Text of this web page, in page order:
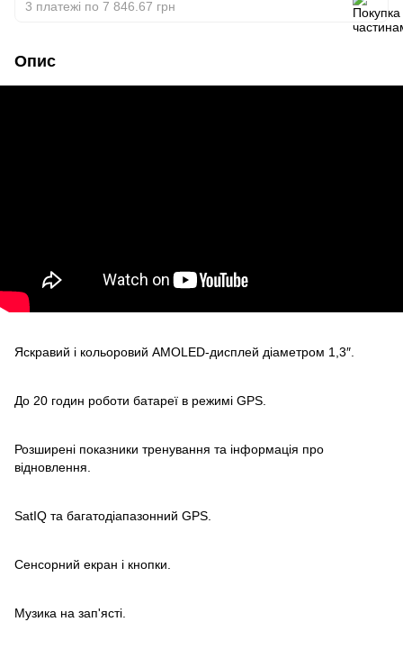
3 платежі по 7 846.67 грн
Опис
Яскравий і кольоровий AMOLED-дисплей діаметром 1,3″.
До 20 годин роботи батареї в режимі GPS.
Розширені показники тренування та інформація про
відновлення.
SatIQ та багатодіапазонний GPS.
Сенсорний екран і кнопки.
Музика на зап'ясті.